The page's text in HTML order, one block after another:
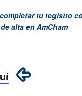
tu registro
alta en AmCham